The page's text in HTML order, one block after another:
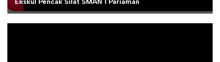
Ekskul Pencak Silat SMAN 1 Pariaman